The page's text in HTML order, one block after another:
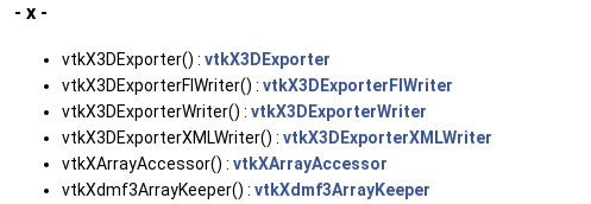
- x -
vtkX3DExporter() : vtkX3DExporter
vtkX3DExporterFIWriter() : vtkX3DExporterFIWriter
vtkX3DExporterWriter() : vtkX3DExporterWriter
vtkX3DExporterXMLWriter() : vtkX3DExporterXMLWriter
vtkXArrayAccessor() : vtkXArrayAccessor
vtkXdmf3ArrayKeeper() : vtkXdmf3ArrayKeeper